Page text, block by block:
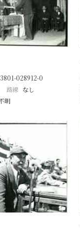
3801-028912-0
路線 なし
明